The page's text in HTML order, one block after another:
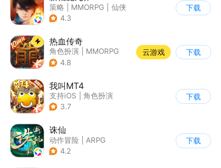
策略 MMORPG
仙侠
| 卡通
4.3
下载
热血传奇
角色扮演
MMORPG
| 传奇
4.8
云游戏 下载
我叫MT4
支持iOS
角色扮演
| ARPG
3.7
下载
诛仙
动作冒险
ARPG
| 仙侠
4.2
下载